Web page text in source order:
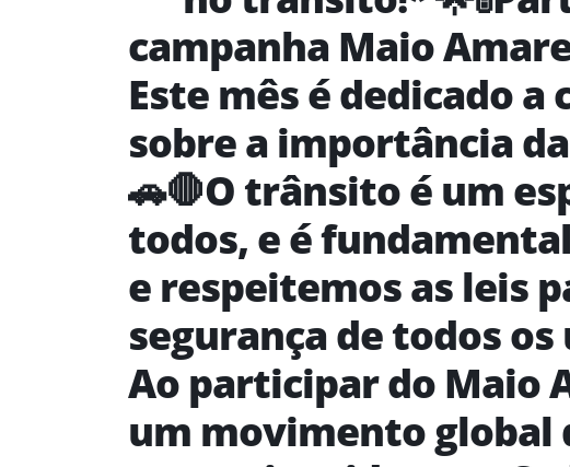
campanha Maio
Este mês é dedicado
sobre a importância
🚗🛑O trânsito é um
todos, e é
e respeitemos as leis
segurança de todos os
Ao participar do Maio
um movimento global